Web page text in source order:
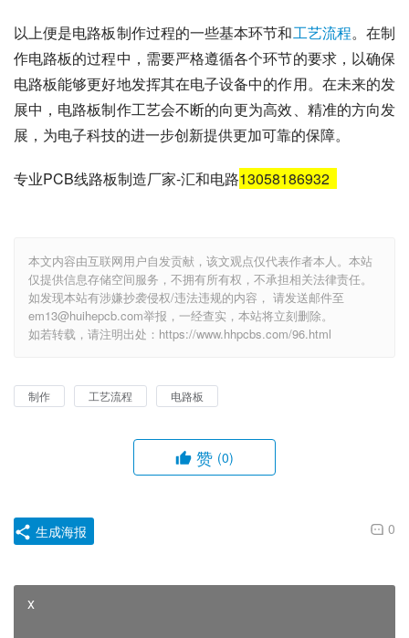
以上便是电路板制作过程的一些基本环节和工艺流程。在制
作电路板的过程中，需要严格遵循各个环节的要求，以确保
电路板能够更好地发挥其在电子设备中的作用。在未来的发
展中，电路板制作工艺会不断的向更为高效、精准的方向发
展，为电子科技的进一步创新提供更加可靠的保障。
专业PCB线路板制造厂家-汇和电路13058186932
本文内容由互联网用户自发贡献，该文观点仅代表作者本人。本站
仅提供信息存储空间服务，不拥有所有权，不承担相关法律责任。
如发现本站有涉嫌抄袭侵权/违法违规的内容， 请发送邮件至
em13@huihepcb.com举报，一经查实，本站将立刻删除。
如若转载，请注明出处：https://www.hhpcbs.com/96.html
制作 工艺流程 电路板
赞 (0)
0
生成海报
x